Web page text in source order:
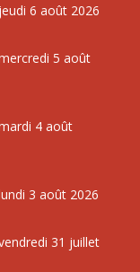
6 août 2026
mercredi 5 août
mardi 4 août
3 août 2026
31 juillet